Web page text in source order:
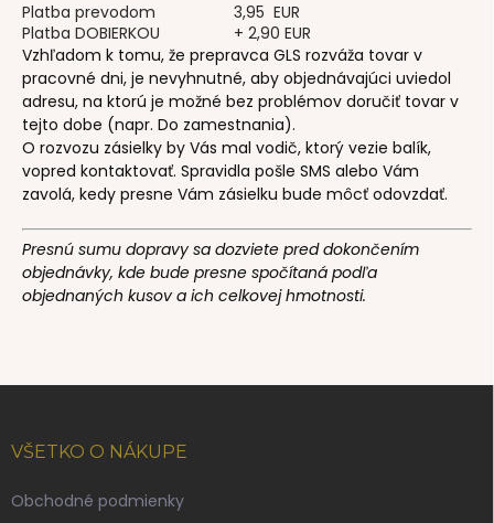
Platba prevodom
3,95 EUR
Platba DOBIERKOU
+ 2,90 EUR
Vzhľadom k tomu, že prepravca GLS rozváža tovar v
pracovné dni, je nevyhnutné, aby objednávajúci uviedol
adresu, na ktorú je možné bez problémov doručiť tovar v
tejto dobe (napr. Do zamestnania).
O rozvozu zásielky by Vás mal vodič, ktorý vezie balík,
vopred kontaktovať. Spravidla pošle SMS alebo Vám
zavolá, kedy presne Vám zásielku bude môcť odovzdať.
Presnú sumu dopravy sa dozviete pred dokončením
objednávky, kde bude presne spočítaná podľa
objednaných kusov a ich celkovej hmotnosti.
pVŠETKO O NÁKUPE
Obchodné podmienky